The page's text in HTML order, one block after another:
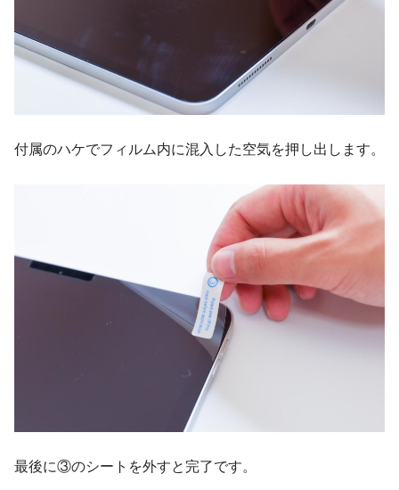
付属のハケでフィルム内に混入した空気を押し出します。
最後に③のシートを外すと完了です。